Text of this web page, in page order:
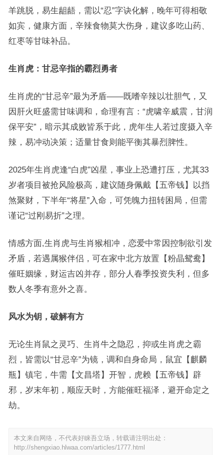
羊跳脱，易生龃龉，需以“忍”字诀化解，晚年可得相敬
如宾，健康方面，辛辣食物莫大伤身，建议多吃山药、
红枣等甘味补品。
生肖虎：甘忌辛指的霸烈勇者
生肖虎的“甘忌辛”最为矛盾——既嗜辛辣以壮胆气，又
因肝火旺盛需甘味调和，命理有言：“虎啸辛威震，甘润
保平安”，暗示其成败皆系于此，虎年生人若过度摄入辛
辣，易冲动决策；适量甘食则能平衡其暴烈脾性。
2025年生肖虎逢“白虎”凶星，事业上恐遭打压，尤其33
岁者项目被抢风险极高，建议随身佩戴【五帝钱】以挡
煞聚财，下半年“将星”入命，可凭魄力扭转困局，但需
谨记“过刚易折”之理。
情感方面,生肖虎与生肖猴相冲，恋爱中常因控制欲引发
矛盾，若遇属猴伴侣，可在家中北方放置【粉晶鸳鸯】
催旺姻缘，财运吉凶并存，部分人春季投资失利，但多
数人冬季有意外之喜。
风水为钥，破解有方
无论生肖鼠之灵巧、生肖牛之隐忍，抑或生肖虎之霸
烈，皆需以“甘忌辛”为镜，调和自身命局，鼠宜【麒麟
瓶】镇宅，牛需【文昌塔】开智，虎赖【五帝钱】辟
邪，岁末年初，顺应天时，方能催旺福泽，避开命定之
劫。
本文来自网络，不代表好睐吾立场，转载请注明出处：
http://shengxiao.hlwaa.com/articles/1777.html